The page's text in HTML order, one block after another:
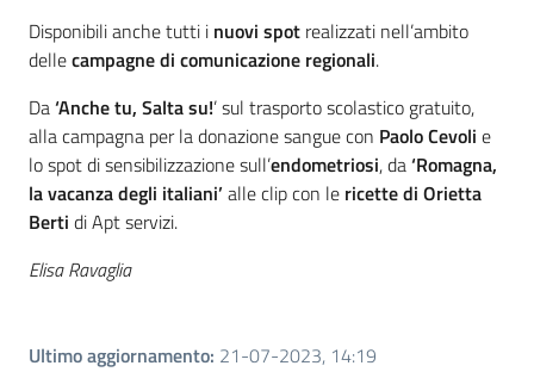
Disponibili anche tutti i nuovi spot realizzati nell’ambito
dellecampagne di comunicazione regionali.
Da‘Anche tu, Salta su!’ sul trasporto scolastico gratuito,
alla campagna per la donazione sangue con Paolo Cevoli e
lo spot di sensibilizzazione sull’endometriosi, da‘Romagna,
la vacanza degli italiani’alle clip con le ricette di Orietta
Berti di Apt servizi.
Elisa Ravaglia
Ultimo aggiornamento: 21-07-2023, 14:19